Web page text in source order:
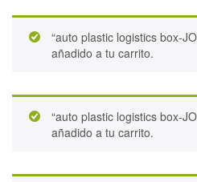
“auto plastic logistics box-
añadido a tu carrito.
“auto plastic logistics box-
añadido a tu carrito.